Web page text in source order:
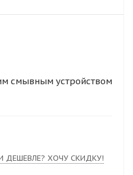
смывным устройством
ДЕШЕВЛЕ? ХОЧУ СКИДКУ!